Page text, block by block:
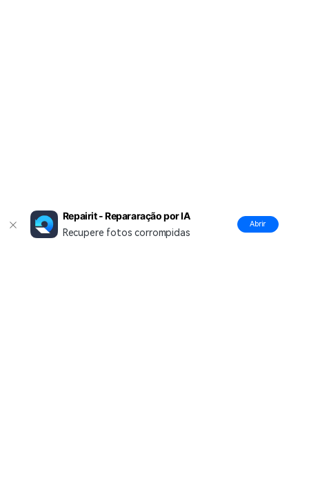
Repairit - Repararação por IA
Recupere fotos corrompidas
Abrir